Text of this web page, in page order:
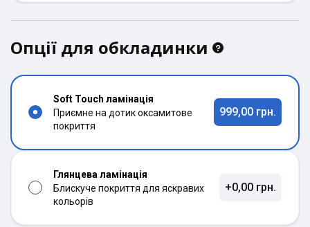
Опції для обкладинки
Soft Touch ламінація
Приємне на дотик оксамитове
покриття
999,00 грн.
Глянцева ламінація
Блискуче покриття для яскравих
кольорів
+0,00 грн.